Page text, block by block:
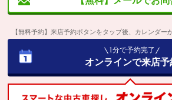
【無料予約】来店予約ボタンをタップ後、カレンダー
1分で予約完了
オンラインで来店予